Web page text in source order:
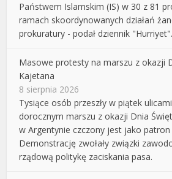
Państwem Islamskim (IS) w 30 z 81
ramach skoordynowanych działań
prokuratury - podał dziennik "Hurriyet".
Masowe protesty na marszu z okazji
Kajetana
8 sierpnia 2026
Tysiące osób przeszły w piątek
dorocznym marszu z okazji Dnia
w Argentynie czczony jest jako patron
Demonstrację zwołały związki
rządową politykę zaciskania pasa.